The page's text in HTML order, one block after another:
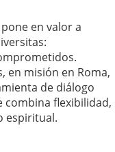
en valor a
en misión en Roma,
de diálogo
combina flexibilidad,
espiritual.